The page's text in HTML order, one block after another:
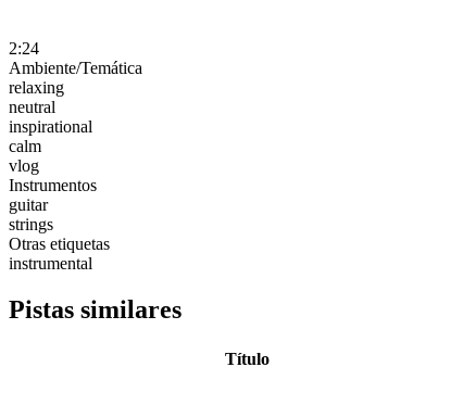
2:24
Ambiente/Temática
relaxing
neutral
inspirational
calm
vlog
Instrumentos
guitar
strings
Otras etiquetas
instrumental
Pistas similares
Título